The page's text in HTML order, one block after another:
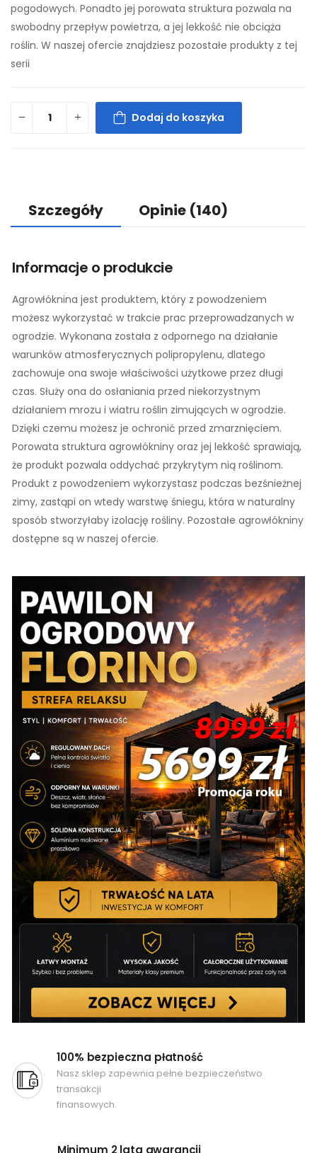
pogodowych. Ponadto jej porowata struktura pozwala na
swobodny przepływ powietrza, a jej lekkość nie obciąża
roślin. W naszej ofercie znajdziesz pozostałe produkty z tej
serii
Dodaj do koszyka
Szczegóły Opinie (140)
Informacje o produkcie
Agrowłóknina jest produktem, który z powodzeniem
możesz wykorzystać w trakcie prac przeprowadzanych w
ogrodzie. Wykonana została z odpornego na działanie
warunków atmosferycznych polipropylenu, dlatego
zachowuje ona swoje właściwości użytkowe przez długi
czas. Służy ona do osłaniania przed niekorzystnym
działaniem mrozu i wiatru roślin zimujących w ogrodzie.
Dzięki czemu możesz je ochronić przed zmarznięciem.
Porowata struktura agrowłókniny oraz jej lekkość sprawiają,
że produkt pozwala oddychać przykrytym nią roślinom.
Produkt z powodzeniem wykorzystasz podczas bezśnieżnej
zimy, zastąpi on wtedy warstwę śniegu, która w naturalny
sposób stworzyłaby izolację rośliny. Pozostałe agrowłókniny
dostępne są w naszej ofercie.
100% bezpieczna płatność
Nasz sklep zapewnia pełne bezpieczeństwo
transakcji
finansowych.
Minimum 2 lata gwarancji